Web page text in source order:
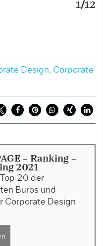
1/12
Design, Corporate
- Ranking -
2021
20 der
Büros und
Corporate Design